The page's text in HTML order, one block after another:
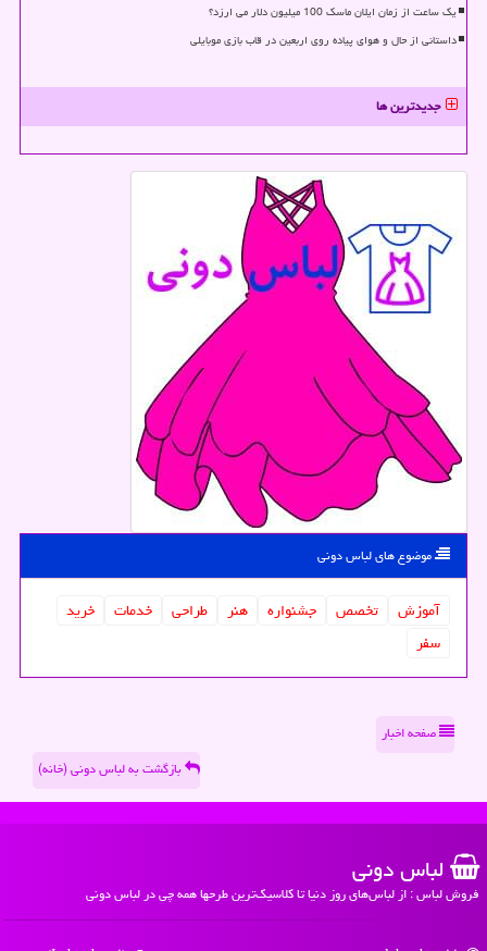
یک ساعت از زمان ایلان ماسک 100 میلیون دلار می ارزد؟
داستانی از حال و هوای پیاده روی اربعین در قاب بازی موبایلی
جدیدترین ها
موضوع های لباس دونی
آموزش تخصص جشنواره هنر طراحی خدمات
خرید
سفر
صفحه اخبار
بازگشت به لباس دونی (خانه)
لباس دونی
فروش لباس : از لباس‌های روز دنیا تا کلاسیک‌ترین طرحها همه چی در لباس دونی